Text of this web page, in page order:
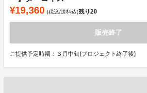
¥19,360 (税込/送料込)残り20
販売終了
ご提供予定時期：３月中旬(プロジェクト終了後)